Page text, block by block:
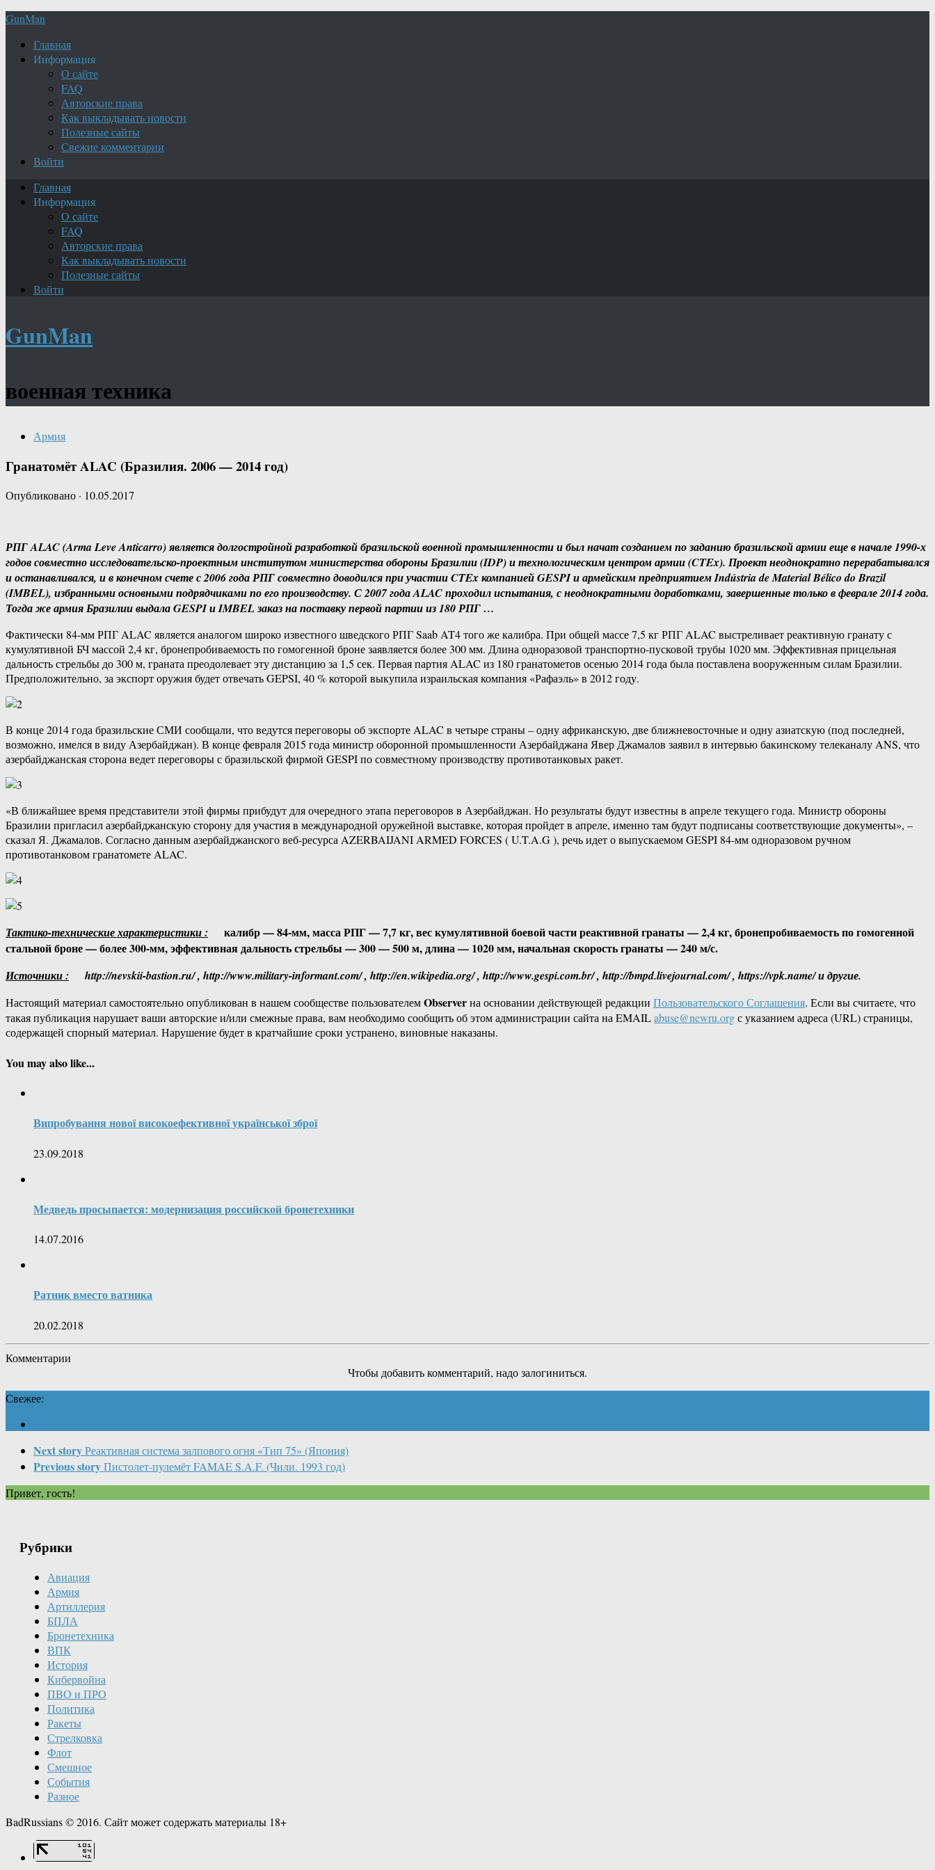
GunMan
Главная
Информация
О сайте
FAQ
Авторские права
Как выкладывать новости
Полезные сайты
Свежие комментарии
Войти
Главная
Информация
О сайте
FAQ
Авторские права
Как выкладывать новости
Полезные сайты
Войти
GunMan
военная техника
Армия
Гранатомёт ALAC (Бразилия. 2006 — 2014 год)
Опубликовано · 10.05.2017
РПГ ALAC (Arma Leve Anticarro) является долгостройной разработкой бразильской военной промышленности и был начат созданием по заданию бразильской армии еще в начале 1990-х
годов совместно исследовательско-проектным институтом министерства обороны Бразилии (IDP) и технологическим центром армии (CTEx). Проект неоднократно перерабатывался
и останавливался, и в конечном счете с 2006 года РПГ совместно доводился при участии CTEx компанией GESPI и армейским предприятием Indústria de Material Bélico do Brazil
(IMBEL), избранными основными подрядчиками по его производству. С 2007 года ALAC проходил испытания, с неоднократными доработками, завершенные только в феврале 2014 года.
Тогда же армия Бразилии выдала GESPI и IMBEL заказ на поставку первой партии из 180 РПГ …
Фактически 84-мм РПГ ALAC является аналогом широко известного шведского РПГ Saab AT4 того же калибра. При общей массе 7,5 кг РПГ ALAC выстреливает реактивную гранату с
кумулятивной БЧ массой 2,4 кг, бронепробиваемость по гомогенной броне заявляется более 300 мм. Длина одноразовой транспортно-пусковой трубы 1020 мм. Эффективная прицельная
дальность стрельбы до 300 м, граната преодолевает эту дистанцию за 1,5 сек. Первая партия ALAC из 180 гранатометов осенью 2014 года была поставлена вооруженным силам Бразилии.
Предположительно, за экспорт оружия будет отвечать GEPSI, 40 % которой выкупила израильская компания «Рафаэль» в 2012 году.
В конце 2014 года бразильские СМИ сообщали, что ведутся переговоры об экспорте ALAC в четыре страны – одну африканскую, две ближневосточные и одну азиатскую (под последней,
возможно, имелся в виду Азербайджан). В конце февраля 2015 года министр оборонной промышленности Азербайджана Явер Джамалов заявил в интервью бакинскому телеканалу ANS, что
азербайджанская сторона ведет переговоры с бразильской фирмой GESPI по совместному производству противотанковых ракет.
«В ближайшее время представители этой фирмы прибудут для очередного этапа переговоров в Азербайджан. Но результаты будут известны в апреле текущего года. Министр обороны
Бразилии пригласил азербайджанскую сторону для участия в международной оружейной выставке, которая пройдет в апреле, именно там будут подписаны соответствующие документы», –
сказал Я. Джамалов. Согласно данным азербайджанского веб-ресурса AZERBAIJANI ARMED FORCES ( U.T.A.G ), речь идет о выпускаемом GESPI 84-мм одноразовом ручном
противотанковом гранатомете ALAC.
Тактико-технические характеристики :
калибр — 84-мм, масса РПГ — 7,7 кг, вес кумулятивной боевой части реактивной гранаты — 2,4 кг, бронепробиваемость по гомогенной
стальной броне — более 300-мм, эффективная дальность стрельбы — 300 — 500 м, длина — 1020 мм, начальная скорость гранаты — 240 м/с.
Источники : http://nevskii-bastion.ru/ , http://www.military-informant.com/ , http://en.wikipedia.org/ , http://www.gespi.com.br/ , http://bmpd.livejournal.com/ , https://vpk.name/ и другие.
Настоящий материал самостоятельно опубликован в нашем сообществе пользователемObserverна основании действующей редакции Пользовательского Соглашения. Если вы считаете, что
такая публикация нарушает ваши авторские и/или смежные права, вам необходимо сообщить об этом администрации сайта на EMAILabuse@newru.orgс указанием адреса (URL) страницы,
содержащей спорный материал. Нарушение будет в кратчайшие сроки устранено, виновные наказаны.
You may also like...
Випробування нової високоефективної української зброї
23.09.2018
Медведь просыпается: модернизация российской бронетехники
14.07.2016
Ратник вместо ватника
20.02.2018
Комментарии
Чтобы добавить комментарий, надо залогиниться.
Свежее:
Next storyРеактивная система залпового огня «Тип 75» (Япония)
Previous storyПистолет-пулемёт FAMAE S.A.F. (Чили. 1993 год)
Привет, гость!
Рубрики
Авиация
Армия
Артиллерия
БПЛА
Бронетехника
ВПК
История
Кибервойна
ПВО и ПРО
Политика
Ракеты
Стрелковка
Флот
Смешное
События
Разное
BadRussians © 2016. Сайт может содержать материалы 18+